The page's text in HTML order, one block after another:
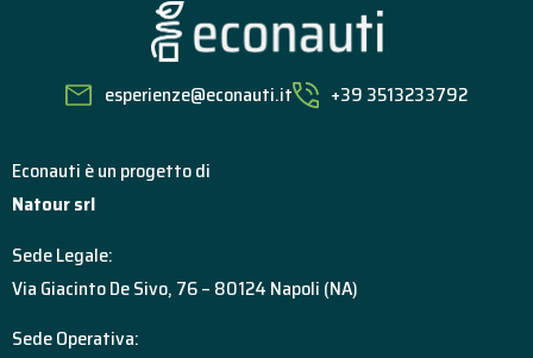
esperienze@econauti.it +39 3513233792
Econauti è un progetto di
Natour srl
Sede Legale:
Via Giacinto De Sivo, 76 – 80124 Napoli (NA)
Sede Operativa: